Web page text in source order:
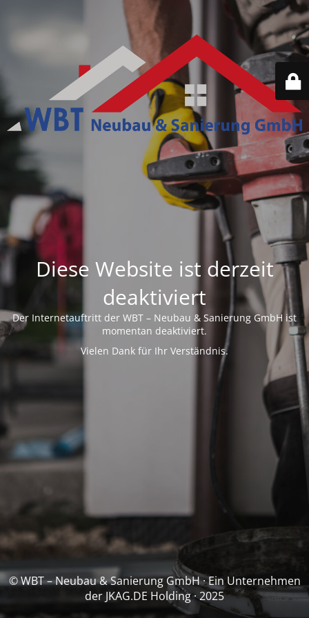
Diese Website ist derzeit
deaktiviert
Der Internetauftritt der WBT – Neubau & Sanierung GmbH ist
momentan deaktiviert.
Vielen Dank für Ihr Verständnis.
© WBT – Neubau & Sanierung GmbH · Ein Unternehmen
der JKAG.DE Holding · 2025